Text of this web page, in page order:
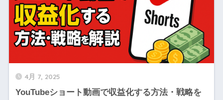
4月 7, 2025
YouTubeショート動画で収益化する方法・戦略を